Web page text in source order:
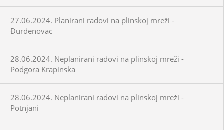
27.06.2024. Planirani radovi na plinskoj mreži -
Đurđenovac
28.06.2024. Neplanirani radovi na plinskoj mreži -
Podgora Krapinska
28.06.2024. Neplanirani radovi na plinskoj mreži -
Potnjani